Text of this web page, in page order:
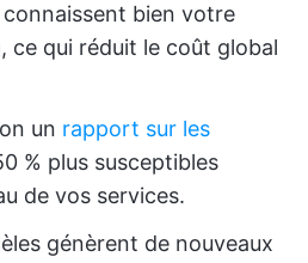
bien votre
ce qui réduit le coût global
un rapport sur les
% plus susceptibles
de vos services.
génèrent de nouveaux